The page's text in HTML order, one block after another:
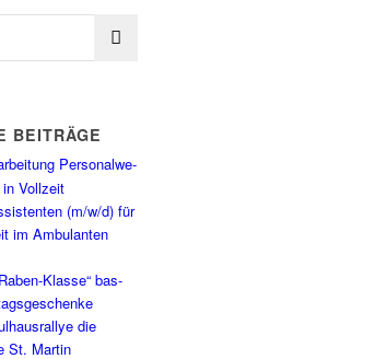
BEITRÄGE
Per­so­nal­we­
Vollzeit
(m/w/d) für
im Ambu­lan­ten
Klas­se“ bas­
die
St. Mar­tin